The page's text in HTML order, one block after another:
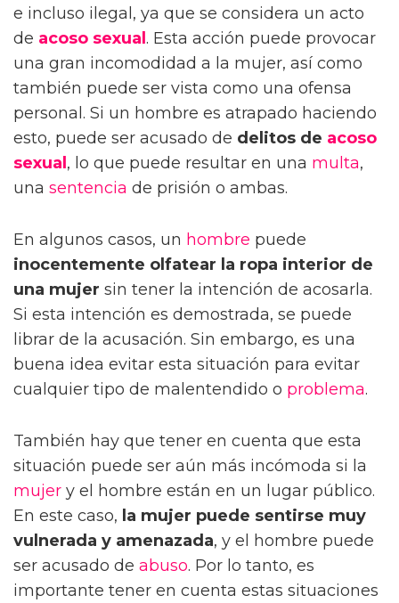
e incluso ilegal, ya que se considera un acto
de acoso sexual . Esta acción puede provocar
una gran incomodidad a la mujer, así como
también puede ser vista como una ofensa
personal. Si un hombre es atrapado haciendo
esto, puede ser acusado de delitos de acoso
sexual , lo que puede resultar en una multa,
una sentencia de prisión o ambas.
En algunos casos, un hombre puede
inocentemente olfatear la ropa interior de
una mujer sin tener la intención de acosarla.
Si esta intención es demostrada, se puede
librar de la acusación. Sin embargo, es una
buena idea evitar esta situación para evitar
cualquier tipo de malentendido o problema.
También hay que tener en cuenta que esta
situación puede ser aún más incómoda si la
mujer y el hombre están en un lugar público.
En este caso, la mujer puede sentirse muy
vulnerada y amenazada, y el hombre puede
ser acusado de abuso. Por lo tanto, es
importante tener en cuenta estas situaciones